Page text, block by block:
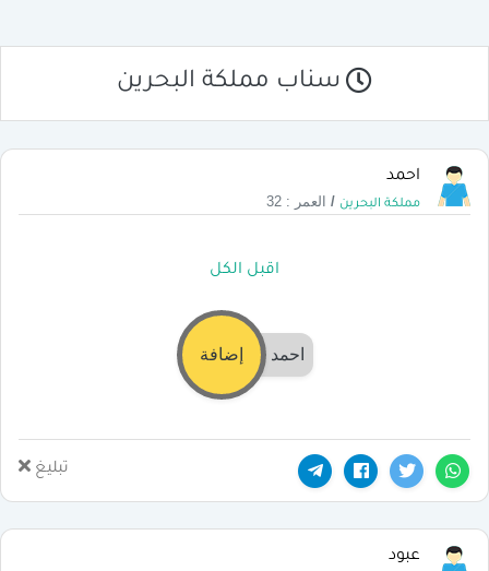
سناب مملكة البحرين
احمد
مملكة البحرين / العمر : 32
اقبل الكل
احمد إضافة
تبليغ
عبود